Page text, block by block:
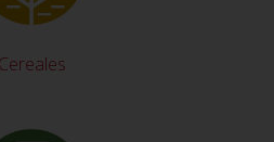
Cereales